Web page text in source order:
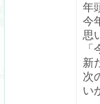
年
今
思
新
次
い